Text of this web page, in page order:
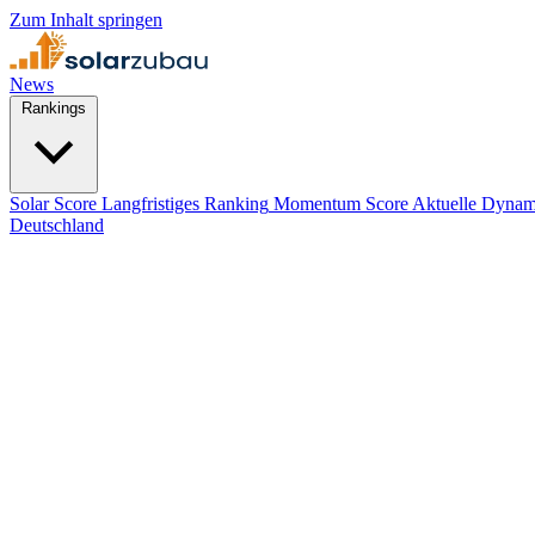
Zum Inhalt springen
News
Solar Score Langfristiges Ranking Momentum Score Aktuelle
Deutschland